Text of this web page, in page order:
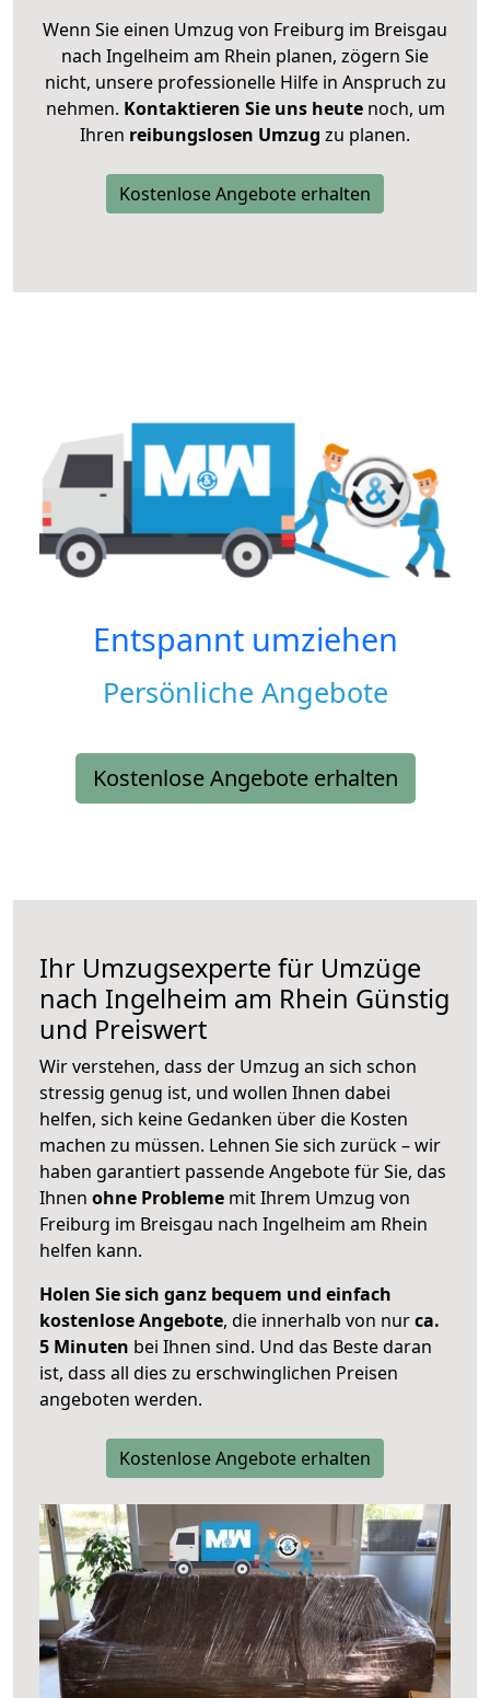
Wenn Sie einen Umzug von Freiburg im Breisgau
nach Ingelheim am Rhein planen, zögern Sie
nicht, unsere professionelle Hilfe in Anspruch zu
nehmen. Kontaktieren Sie uns heutenoch, um
Ihren reibungslosen Umzug zu planen.
Kostenlose Angebote erhalten
Entspannt umziehen
Persönliche Angebote
Kostenlose Angebote erhalten
Ihr Umzugsexperte für Umzüge
nach Ingelheim am Rhein Günstig
und Preiswert
Wir verstehen, dass der Umzug an sich schon
stressig genug ist, und wollen Ihnen dabei
helfen, sich keine Gedanken über die Kosten
machen zu müssen. Lehnen Sie sich zurück – wir
haben garantiert passende Angebote für Sie, das
Ihnen ohne Probleme mit Ihrem Umzug von
Freiburg im Breisgau nach Ingelheim am Rhein
helfen kann.
Holen Sie sich ganz bequem und einfach
kostenlose Angebote, die innerhalb von nurca.
5 Minuten bei Ihnen sind. Und das Beste daran
ist, dass all dies zu erschwinglichen Preisen
angeboten werden.
Kostenlose Angebote erhalten